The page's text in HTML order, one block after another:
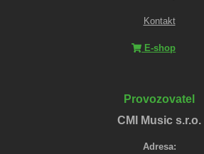
Kontakt
E-shop
Provozovatel
CMI Music s.r.o.
Adresa: